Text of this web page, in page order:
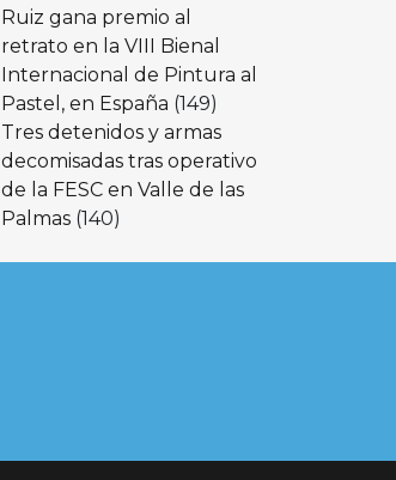
Ruiz gana premio al
retrato en la VIII Bienal
Internacional de Pintura al
Pastel, en España (149)
Tres detenidos y armas
decomisadas tras operativo
de la FESC en Valle de las
Palmas (140)